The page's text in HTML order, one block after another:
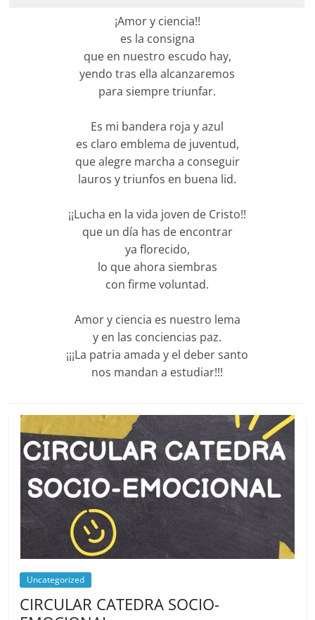
¡Amor y ciencia!!
es la consigna
que en nuestro escudo hay,
yendo tras ella alcanzaremos
para siempre triunfar.
Es mi bandera roja y azul
es claro emblema de juventud,
que alegre marcha a conseguir
lauros y triunfos en buena lid.
¡¡Lucha en la vida joven de Cristo!!
que un día has de encontrar
ya florecido,
lo que ahora siembras
con firme voluntad.
Amor y ciencia es nuestro lema
y en las conciencias paz.
¡¡¡La patria amada y el deber santo
nos mandan a estudiar!!!
Uncategorized
CIRCULAR CATEDRA SOCIO-